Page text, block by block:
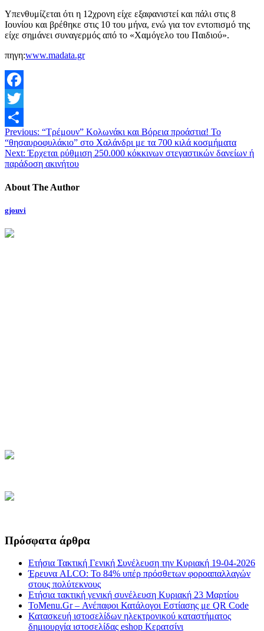
Υπενθυμίζεται ότι η 12χρονη είχε εξαφανιστεί και πάλι στις 8
Ιουνίου και βρέθηκε στις 10 του μήνα, ενώ για τον εντοπισμό της
είχε σημάνει συναγερμός από το «Χαμόγελο του Παιδιού».
πηγη:www.madata.gr
Facebook
Twitter
Μοιραστείτε
Previous: “Τρέμουν” Κολωνάκι και Βόρεια προάστια! Το
“θησαυροφυλάκιο” στο Χαλάνδρι με τα 700 κιλά κοσμήματα
Next: Έρχεται ρύθμιση 250.000 κόκκινων στεγαστικών δανείων ή
παράδοση ακινήτου
About The Author
gjouvi
Πρόσφατα άρθρα
Ετήσια Τακτική Γενική Συνέλευση την Κυριακή 19-04-2026
Έρευνα ALCO: Το 84% υπέρ πρόσθετων φοροαπαλλαγών
στους πολύτεκνους
Ετήσια τακτική γενική συνέλευση Κυριακή 23 Μαρτίου
ToMenu.Gr – Ανέπαφοι Κατάλογοι Εστίασης με QR Code
Κατασκευή ιστοσελίδων ηλεκτρονικού καταστήματος
δημιουργία ιστοσελίδας eshop Κερατσίνι